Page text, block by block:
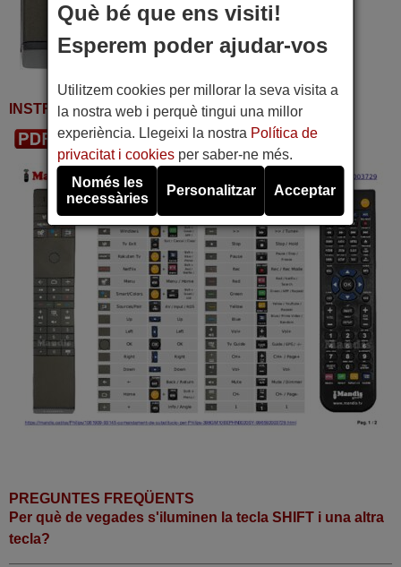
INSTRUCCIONS D'UTILITZACIÓ
Descarregar PDF
PREGUNTES FREQÜENTS
Per què de vegades s'iluminen la tecla SHIFT i una altra
tecla?
Què bé que ens visiti!
Esperem poder ajudar-vos
Utilitzem cookies per millorar la seva visita a
la nostra web i perquè tingui una millor
experiència. Llegeixi la nostra Política de
privacitat i cookiesper saber-ne més.
Només les
necessàries
Personalitzar Acceptar